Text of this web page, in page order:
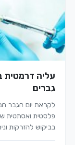
עליה דרמטית
גברים
לקראת יום הגבר
פלסטית ואסתטית
בביקוש להזרקות